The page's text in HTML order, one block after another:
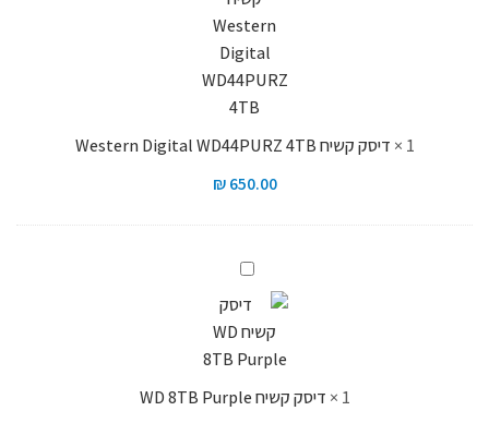
Digital
WD44PURZ
4TB
1
× דיסק קשיח Western Digital WD44PURZ 4TB
₪650.00
דיסק
WD
8TB
1
× דיסק קשיח WD 8TB Purple